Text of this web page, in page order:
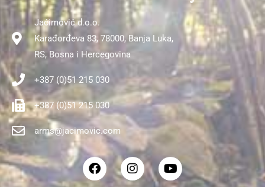
Jaćimović d.o.o.
Karađorđeva 83, 78000, Banja Luka,
RS, Bosna i Hercegovina
+387 (0)51 215 030
+387 (0)51 215 030
arms@jacimovic.com
F
a
c
I
n
s
Y
o
u